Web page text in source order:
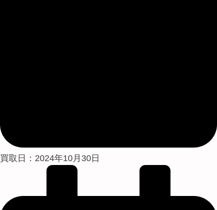
買取日：2024年10月30日